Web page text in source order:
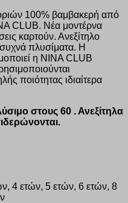
100% βαμβακερή από
CLUB. Νέα μοντέρνα
καρτούν. Ανεξίτηλο
συχνά πλυσίματα. Η
η ΝΙΝΑ CLUB
ποιότητας ιδιαίτερα
στους 60 . Ανεξίτηλα
4 ετών, 5 ετών, 6 ετών, 8